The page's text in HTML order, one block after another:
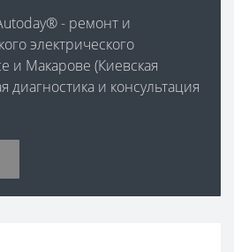
- ремонт и
электрического
и Макарове (Киевская
диагностика и консультация